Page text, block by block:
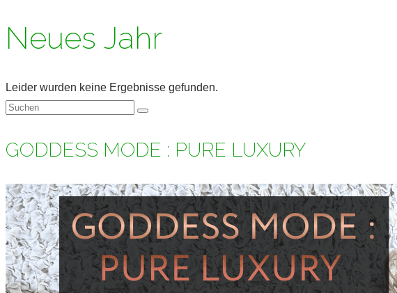
Neues Jahr
Leider wurden keine Ergebnisse gefunden.
Suchen
GODDESS MODE : PURE LUXURY